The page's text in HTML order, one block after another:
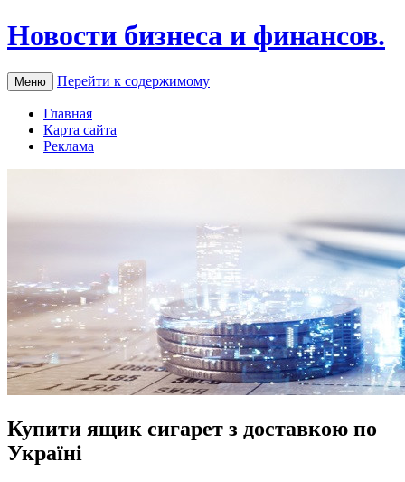
Новости бизнеса и финансов.
Меню Перейти к содержимому
Главная
Карта сайта
Реклама
Купити ящик сигарет з доставкою по
Україні